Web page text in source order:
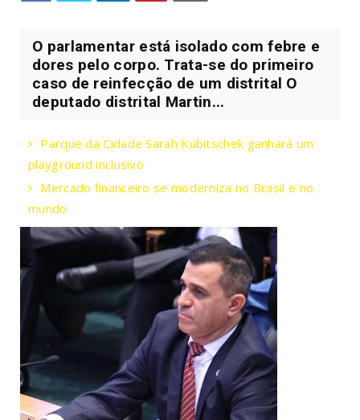
O parlamentar está isolado com febre e
dores pelo corpo. Trata-se do primeiro
caso de reinfecção de um distrital O
deputado distrital Martin...
Parque da Cidade Sarah Kubitschek ganhará um
playground inclusivo
Mercado financeiro se moderniza no Brasil e no
mundo